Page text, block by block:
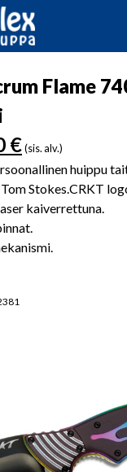
Flame
€Nykyinen
hinta
on:
59,90 €.
(sis. alv.)
huippu
Stokes.CRKT
kaiverrettuna.